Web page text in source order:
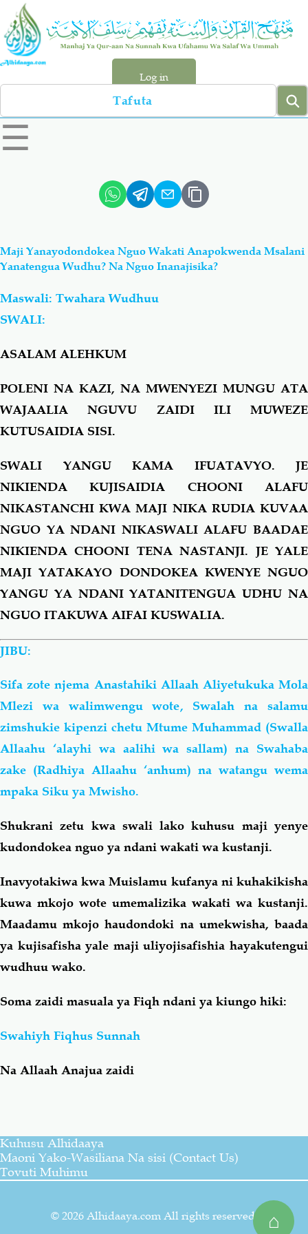
Skip
main
content
⌂
Log in
Search
left
sidebar
☰
Hadiyth
Aqiydah Manhaj
Shirki & Kufru
Fiqh-Ibaadah Duaa-Adhkaar
Fataawa Za Ulamaa
Akhlaaq-Aadaab Raqaaiq
Familia-Jamii Maswali-Majibu
Chemsha Bongo Vitabu
Mapishi
Maji Yanayodondokea Nguo Wakati Anapokwenda Msalani
Yanatengua Wudhu? Na Nguo Inanajisika?
Maswali: Twahara Wudhuu
SWALI:
ASALAM ALEHKUM
POLENI NA KAZI, NA MWENYEZI MUNGU ATA
WAJAALIA NGUVU ZAIDI ILI MUWEZE
KUTUSAIDIA SISI.
SWALI YANGU KAMA IFUATAVYO. JE
NIKIENDA KUJISAIDIA CHOONI ALAFU
NIKASTANCHI KWA MAJI NIKA RUDIA KUVAA
NGUO YA NDANI NIKASWALI ALAFU BAADAE
NIKIENDA CHOONI TENA NASTANJI. JE YALE
MAJI YATAKAYO DONDOKEA KWENYE NGUO
YANGU YA NDANI YATANITENGUA UDHU NA
NGUO ITAKUWA AIFAI KUSWALIA.
JIBU:
Sifa zote njema Anastahiki Allaah Aliyetukuka Mola
Mlezi wa walimwengu wote, Swalah na salamu
zimshukie kipenzi chetu Mtume Muhammad (Swalla
Allaahu ‘alayhi wa aalihi wa sallam) na Swahaba
zake (Radhiya Allaahu ‘anhum) na watangu wema
mpaka Siku ya Mwisho.
Shukrani zetu kwa swali lako kuhusu maji yenye
kudondokea nguo ya ndani wakati wa kustanji.
Inavyotakiwa kwa Muislamu kufanya ni kuhakikisha
kuwa mkojo wote umemalizika wakati wa kustanji.
Maadamu mkojo haudondoki na umekwisha, baada
ya kujisafisha yale maji uliyojisafishia hayakutengui
wudhuu wako.
Soma zaidi masuala ya Fiqh ndani ya kiungo hiki:
Swahiyh Fiqhus Sunnah
Na Allaah Anajua zaidi
Kuhusu Alhidaaya
Maoni Yako-Wasiliana Na sisi (Contact Us)
Tovuti Muhimu
© 2026 Alhidaaya.com All rights reserved.